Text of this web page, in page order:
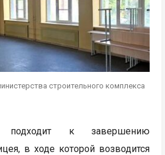
строительного комплекса
к завершению
в ходе которой возводится